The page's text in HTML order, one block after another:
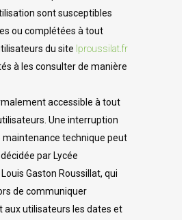
sont susceptibles
ou complétées à tout
du site lproussilat.fr
à les consulter de manière
accessible à tout
Une interruption
maintenance technique peut
par Lycée
Gaston Roussillat, qui
de communiquer
aux utilisateurs les dates et